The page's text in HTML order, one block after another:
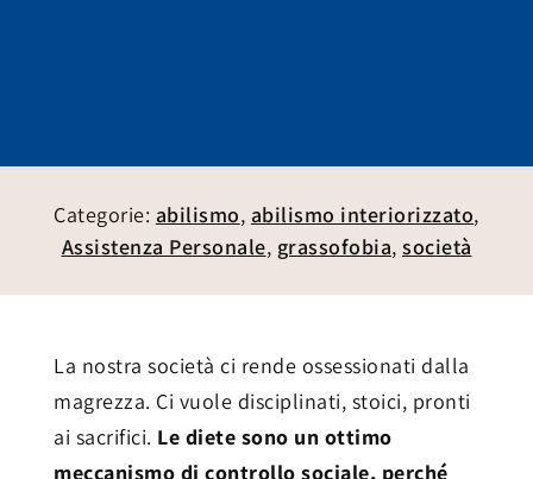
Categorie: abilismo, abilismo interiorizzato,
Assistenza Personale, grassofobia, società
La nostra società ci rende ossessionati dalla
magrezza. Ci vuole disciplinati, stoici, pronti
ai sacrifici. Le diete sono un ottimo
meccanismo di controllo sociale, perché